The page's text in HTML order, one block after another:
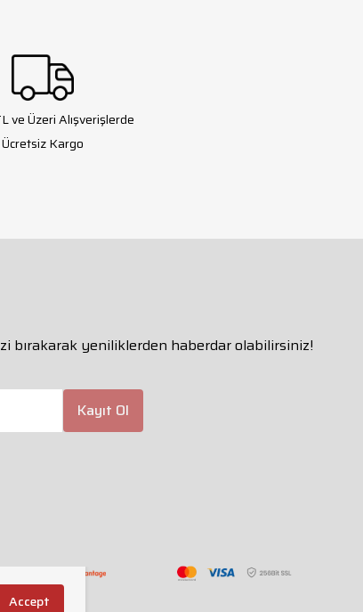
Accept
ve Üzeri Alışverişlerde
Ücretsiz Kargo
bırakarak yeniliklerden haberdar olabilirsiniz!
Kayıt Ol